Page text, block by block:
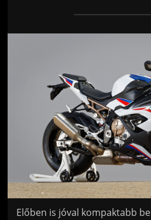
Előben is jóval kompaktabb